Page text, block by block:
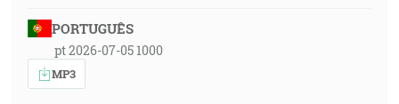
PORTUGUÊS
pt 2026-07-05 1000
MP3